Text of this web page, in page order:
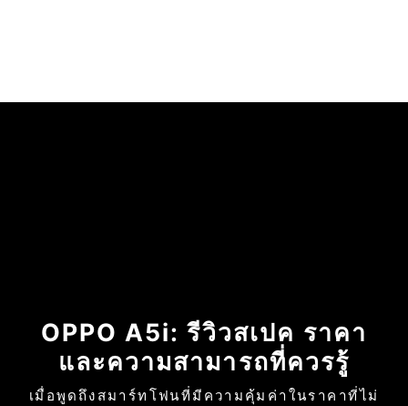
OPPO A5i: รีวิวสเปค ราคา
และความสามารถที่ควรรู้
เมื่อพูดถึงสมาร์ทโฟนที่มีความคุ้มค่าในราคาที่ไม่